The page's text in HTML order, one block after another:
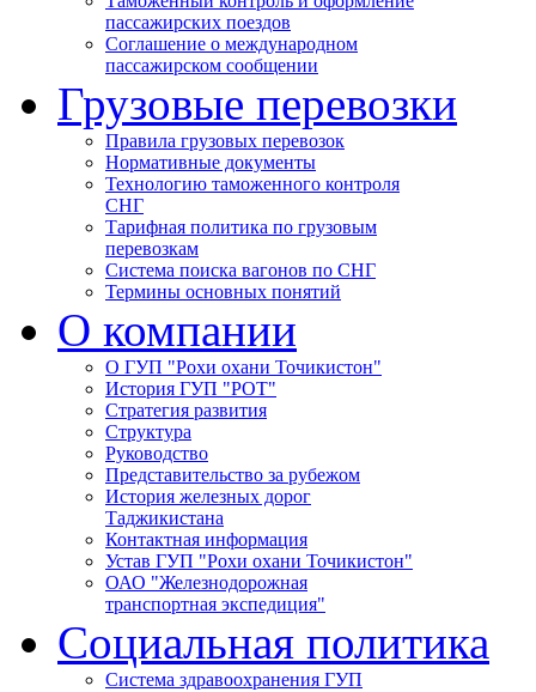
пассажирских поездов
Соглашение о международном
пассажирском сообщении
Грузовые перевозки
Правила грузовых перевозок
Нормативные документы
Технологию таможенного контроля
СНГ
Тарифная политика по грузовым
перевозкам
Система поиска вагонов по СНГ
Термины основных понятий
О компании
О ГУП "Рохи охани Точикистон"
История ГУП "РОТ"
Стратегия развития
Структура
Руководство
Представительство за рубежом
История железных дорог
Таджикистана
Контактная информация
Устав ГУП "Рохи охани Точикистон"
ОАО "Железнодорожная
транспортная экспедиция"
Социальная политика
Система здравоохранения ГУП